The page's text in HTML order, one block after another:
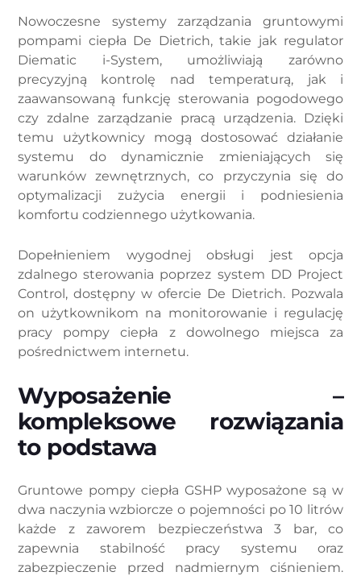
Nowoczesne systemy zarządzania gruntowymi
pompami ciepła De Dietrich, takie jak regulator
Diematic i-System, umożliwiają zarówno
precyzyjną kontrolę nad temperaturą, jak i
zaawansowaną funkcję sterowania pogodowego
czy zdalne zarządzanie pracą urządzenia. Dzięki
temu użytkownicy mogą dostosować działanie
systemu do dynamicznie zmieniających się
warunków zewnętrznych, co przyczynia się do
optymalizacji zużycia energii i podniesienia
komfortu codziennego użytkowania.
Dopełnieniem wygodnej obsługi jest opcja
zdalnego sterowania poprzez system DD Project
Control, dostępny w ofercie De Dietrich. Pozwala
on użytkownikom na monitorowanie i regulację
pracy pompy ciepła z dowolnego miejsca za
pośrednictwem internetu.
Wyposażenie –
kompleksowe rozwiązania
to podstawa
Gruntowe pompy ciepła GSHP wyposażone są w
dwa naczynia wzbiorcze o pojemności po 10 litrów
każde z zaworem bezpieczeństwa 3 bar, co
zapewnia stabilność pracy systemu oraz
zabezpieczenie przed nadmiernym ciśnieniem.